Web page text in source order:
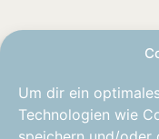
Um dir ein
Technologien wie